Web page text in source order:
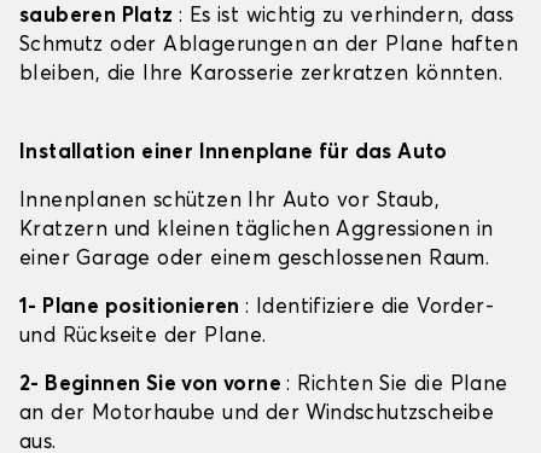
sauberen Platz: Es ist wichtig zu verhindern, dass
Schmutz oder Ablagerungen an der Plane haften
bleiben, die Ihre Karosserie zerkratzen könnten.
Installation einer Innenplane für das Auto
Innenplanen schützen Ihr Auto vor Staub,
Kratzern und kleinen täglichen Aggressionen in
einer Garage oder einem geschlossenen Raum.
1- Plane positionieren: Identifiziere die Vorder-
und Rückseite der Plane.
2- Beginnen Sie von vorne: Richten Sie die Plane
an der Motorhaube und der Windschutzscheibe
aus.